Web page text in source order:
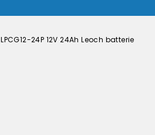
LPCG12-24P 12V 24Ah Leoch batterie